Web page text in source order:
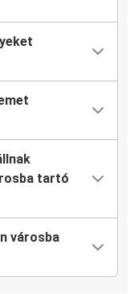
tartó
városba